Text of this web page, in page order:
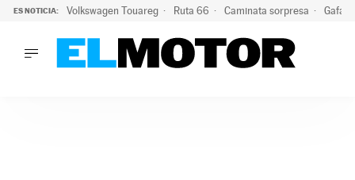
ES NOTICIA: Volkswagen Touareg Ruta 66 Caminata sorpresa Gafas